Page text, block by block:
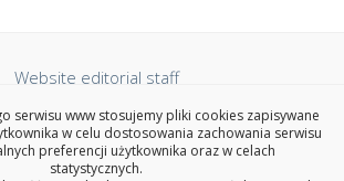
serwisu www stosujemy pliki cookies zapisywane
w celu dostosowania zachowania serwisu
preferencji użytkownika oraz w celach
statystycznych.
Website editorial staff
Privacy policy